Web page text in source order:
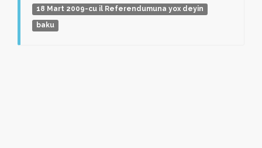
18 Mart 2009-cu il Referendumuna yox deyin
baku